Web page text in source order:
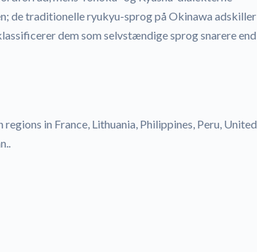
de traditionelle ryukyu-sprog på Okinawa adskiller
dem som selvstændige sprog snarere end
regions in France, Lithuania, Philippines, Peru, United